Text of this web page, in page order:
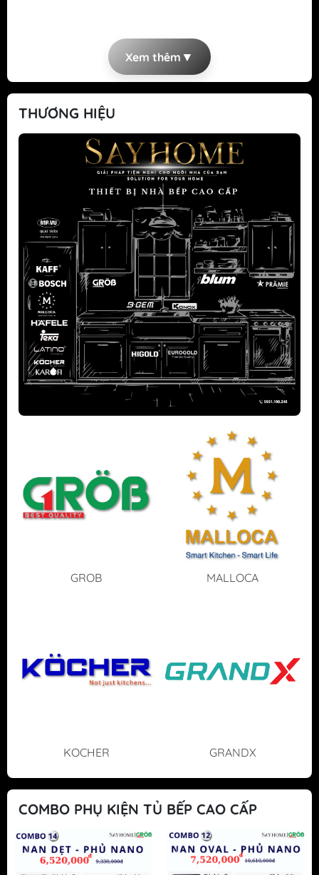
Xem thêm ▼
THƯƠNG HIỆU
GROB MALLOCA
KOCHER GRANDX
COMBO PHỤ KIỆN TỦ BẾP CAO CẤP